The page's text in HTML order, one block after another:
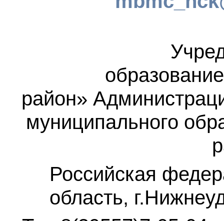
район»
муниципального
Российская
область,